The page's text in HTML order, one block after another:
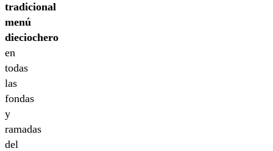
tradicional
menú
dieciochero
en
todas
las
fondas
y
ramadas
del